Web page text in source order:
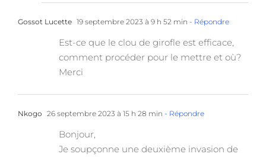
Gossot Lucette 19 septembre 2023 à 9 h 52 min - Répondre
Est-ce que le clou de girofle est efficace,
comment procéder pour le mettre et où?
Merci
Nkogo 26 septembre 2023 à 15 h 28 min - Répondre
Bonjour,
Je soupçonne une deuxième invasion de